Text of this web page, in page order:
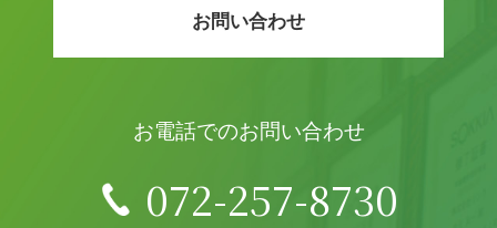
お問い合わせ
お電話でのお問い合わせ
072-257-8730